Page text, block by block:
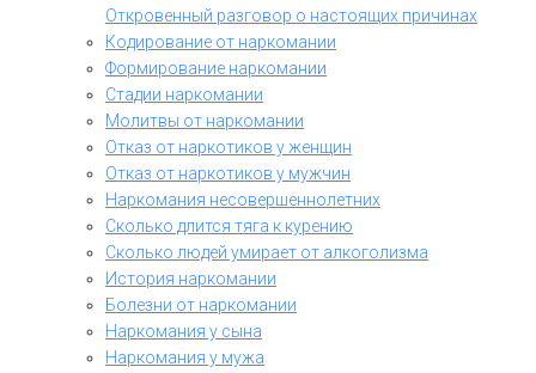
Откровенный разговор о настоящих причинах
Кодирование от наркомании
Формирование наркомании
Стадии наркомании
Молитвы от наркомании
Отказ от наркотиков у женщин
Отказ от наркотиков у мужчин
Наркомания несовершеннолетних
Сколько длится тяга к курению
Сколько людей умирает от алкоголизма
История наркомании
Болезни от наркомании
Наркомания у сына
Наркомания у мужа